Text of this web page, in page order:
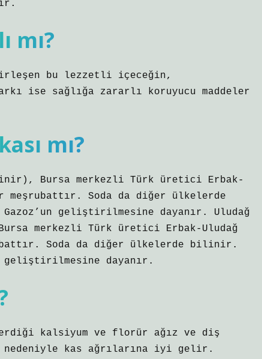
mı?
bu lezzetli içeceğin,
ise sağlığa zararlı koruyucu maddeler
mı?
Bursa merkezli Türk üretici Erbak-
Soda da diğer ülkelerde
geliştirilmesine dayanır. Uludağ
merkezli Türk üretici Erbak-Uludağ
Soda da diğer ülkelerde bilinir.
geliştirilmesine dayanır.
kalsiyum ve florür ağız ve diş
nedeniyle kas ağrılarına iyi gelir.